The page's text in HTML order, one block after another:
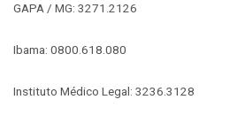
GAPA / MG: 3271.2126
Ibama: 0800.618.080
Instituto Médico Legal: 3236.3128